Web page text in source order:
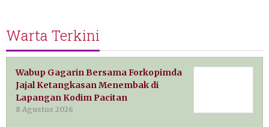
Warta Terkini
Wabup Gagarin Bersama Forkopimda
Jajal Ketangkasan Menembak di
Lapangan Kodim Pacitan
8 Agustus 2026